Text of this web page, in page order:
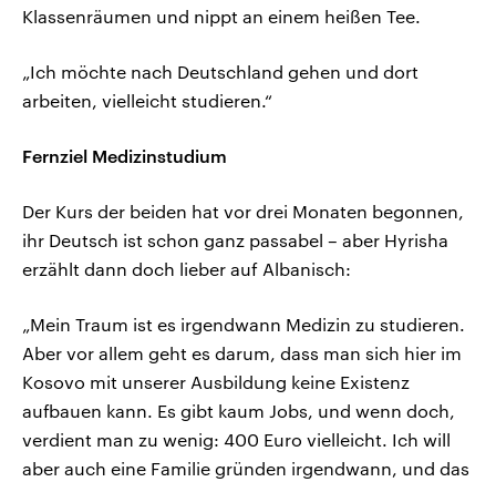
Klassenräumen und nippt an einem heißen Tee.
„Ich möchte nach Deutschland gehen und dort
arbeiten, vielleicht studieren.“
Fernziel Medizinstudium
Der Kurs der beiden hat vor drei Monaten begonnen,
ihr Deutsch ist schon ganz passabel – aber Hyrisha
erzählt dann doch lieber auf Albanisch:
„Mein Traum ist es irgendwann Medizin zu studieren.
Aber vor allem geht es darum, dass man sich hier im
Kosovo mit unserer Ausbildung keine Existenz
aufbauen kann. Es gibt kaum Jobs, und wenn doch,
verdient man zu wenig: 400 Euro vielleicht. Ich will
aber auch eine Familie gründen irgendwann, und das